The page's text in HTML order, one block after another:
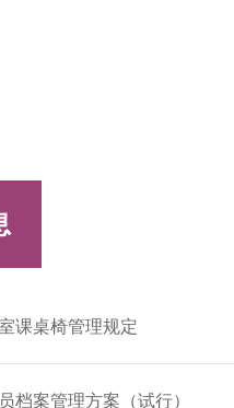
课桌椅管理规定
档案管理方案（试行）